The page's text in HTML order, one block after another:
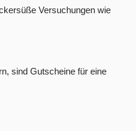
Versuchungen wie
sind Gutscheine für eine